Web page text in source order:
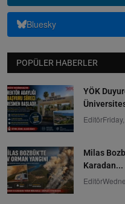
Bluesky
POPÜLER HABERLER
YÖK
Editör
Milas
Karadan...
Editör